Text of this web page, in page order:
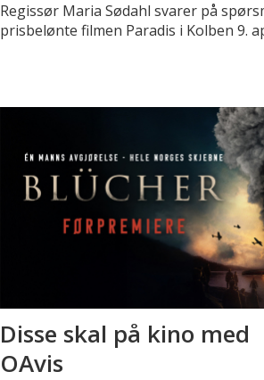
Regissør Maria Sødahl svarer på
prisbelønte filmen Paradis i Kolben 9.
Disse skal på kino med
OAvis